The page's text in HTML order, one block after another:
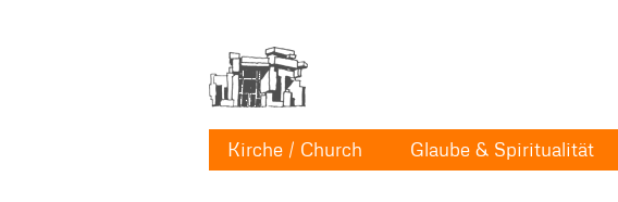
Kirche / Church Glaube & Spiritualität